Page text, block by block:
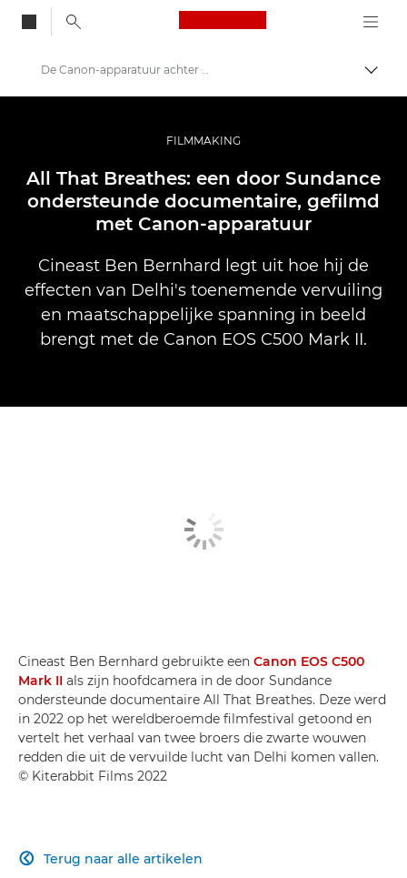
Canon Logo, back
Professionele fotografie en video
Verhalen
De Canon-apparatuur achter All That Breathes
FILMMAKING
All That Breathes: een door Sundance
ondersteunde documentaire, gefilmd
met Canon-apparatuur
Cineast Ben Bernhard legt uit hoe hij de
effecten van Delhi's toenemende vervuiling
en maatschappelijke spanning in beeld
brengt met de Canon EOS C500 Mark II.
Cineast Ben Bernhard gebruikte een Canon EOS C500
Mark II als zijn hoofdcamera in de door Sundance
ondersteunde documentaire All That Breathes. Deze werd
in 2022 op het wereldberoemde filmfestival getoond en
vertelt het verhaal van twee broers die zwarte wouwen
redden die uit de vervuilde lucht van Delhi komen vallen.
© Kiterabbit Films 2022
Terug naar alle artikelen
